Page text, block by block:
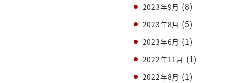
2023年9月 (8)
2023年8月 (5)
2023年6月 (1)
2022年11月 (1)
2022年8月 (1)